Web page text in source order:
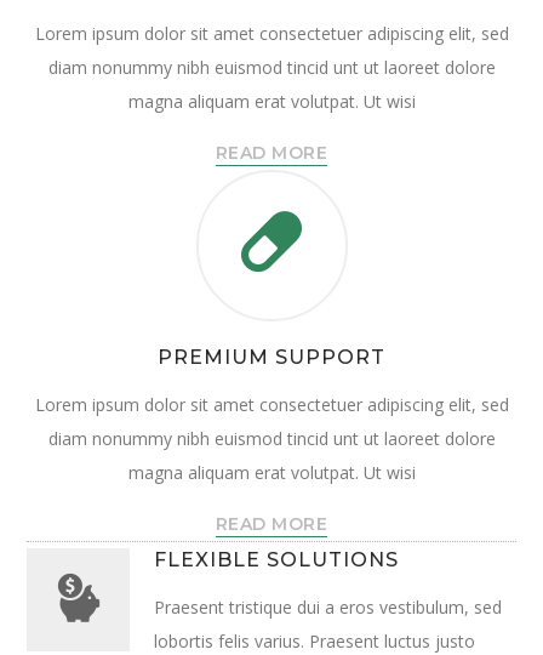
Lorem ipsum dolor sit amet consectetuer adipiscing elit, sed
diam nonummy nibh euismod tincid unt ut laoreet dolore
magna aliquam erat volutpat. Ut wisi
READ MORE
PREMIUM SUPPORT
Lorem ipsum dolor sit amet consectetuer adipiscing elit, sed
diam nonummy nibh euismod tincid unt ut laoreet dolore
magna aliquam erat volutpat. Ut wisi
READ MORE
FLEXIBLE SOLUTIONS
Praesent tristique dui a eros vestibulum, sed
lobortis felis varius. Praesent luctus justo